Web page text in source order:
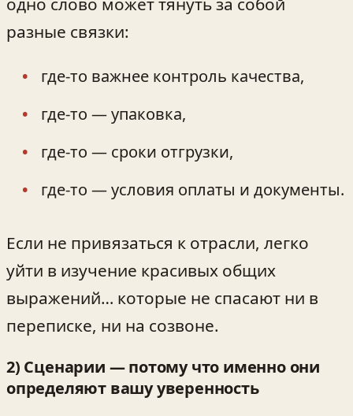
разные связки:
где-то важнее контроль качества,
где-то — упаковка,
где-то — сроки отгрузки,
где-то — условия оплаты и документы.
Если не привязаться к отрасли, легко
уйти в изучение красивых общих
выражений… которые не спасают ни в
переписке, ни на созвоне.
2) Сценарии — потому что именно они
определяют вашу уверенность